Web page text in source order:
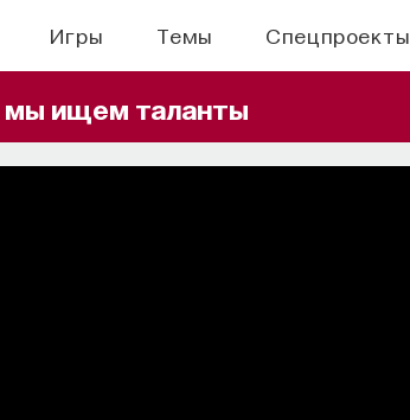
Игры Темы Спецпроекты
мы ищем таланты